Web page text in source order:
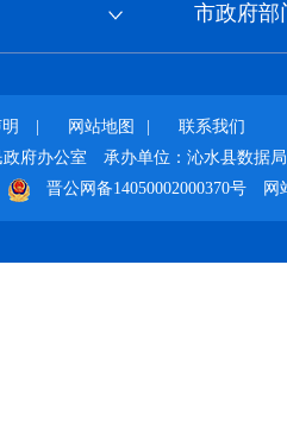
市政府部
网站地图
联系我们
府办公室
承办单位：沁水县数据局
晋公网备14050002000370号 网